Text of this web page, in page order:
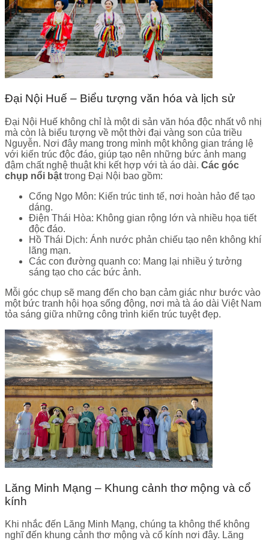
Đại Nội Huế – Biểu tượng văn hóa và lịch sử
Đại Nội Huế không chỉ là một di sản văn hóa độc nhất vô nhị
mà còn là biểu tượng về một thời đại vàng son của triều
Nguyễn. Nơi đây mang trong mình một không gian tráng lệ
với kiến trúc độc đáo, giúp tạo nên những bức ảnh mang
đậm chất nghệ thuật khi kết hợp với tà áo dài. Các góc
chụp nổi bật trong Đại Nội bao gồm:
Cổng Ngọ Môn: Kiến trúc tinh tế, nơi hoàn hảo để tạo
dáng.
Điện Thái Hòa: Không gian rộng lớn và nhiều họa tiết
độc đáo.
Hồ Thái Dịch: Ánh nước phản chiếu tạo nên không khí
lãng mạn.
Các con đường quanh co: Mang lại nhiều ý tưởng
sáng tạo cho các bức ảnh.
Mỗi góc chụp sẽ mang đến cho bạn cảm giác như bước vào
một bức tranh hội họa sống động, nơi mà tà áo dài Việt Nam
tỏa sáng giữa những công trình kiến trúc tuyệt đẹp.
Lăng Minh Mạng – Khung cảnh thơ mộng và cổ
kính
Khi nhắc đến Lăng Minh Mạng, chúng ta không thể không
nghĩ đến khung cảnh thơ mộng và cổ kính nơi đây. Lăng